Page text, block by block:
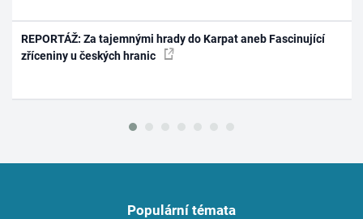
REPORTÁŽ: Za tajemnými hrady do Karpat aneb Fascinující
zříceniny u českých hranic
Populární témata